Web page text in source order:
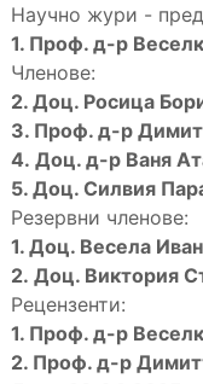
Научно жури -
1. Проф. д-р
Членове:
2. Доц. Росица
3. Проф. д-р
4. Доц. д-р Ваня
5. Доц. Силвия
Резервни членове:
1. Доц. Весела
2. Доц. Виктория
Рецензенти:
1. Проф. д-р
2. Проф. д-р